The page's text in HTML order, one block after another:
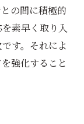
の間に積極的
素早く取り入
す。それによ
強化すること